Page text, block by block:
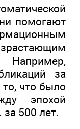
помогают
за
что было
эпохой
500 лет.